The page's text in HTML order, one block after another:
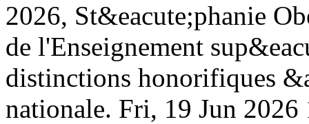
2026, St&eacute;phanie
de l'Enseignement
distinctions honorifiques
nationale. Fri, 19 Jun